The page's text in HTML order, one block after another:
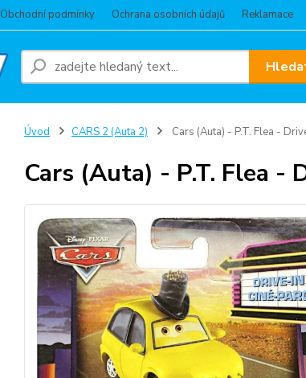
Obchodní podmínky Ochrana osobních údajů Reklamace
Úvod CARS 2 (Auta 2) Cars (Auta) - P.T. Flea -
Cars (Auta) - P.T. Flea -